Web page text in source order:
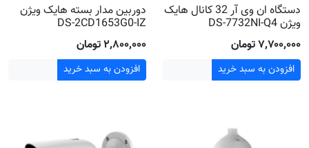
دستگاه ان وی آر 32 کانال هایک
ویژن DS-7732NI-Q4
۷٬۷۰۰٬۰۰۰ تومان
افزودن به سبد خرید
دوربین مدار بسته هایک ویژن
DS-2CD1653G0-IZ
۲٬۸۰۰٬۰۰۰ تومان
افزودن به سبد خرید